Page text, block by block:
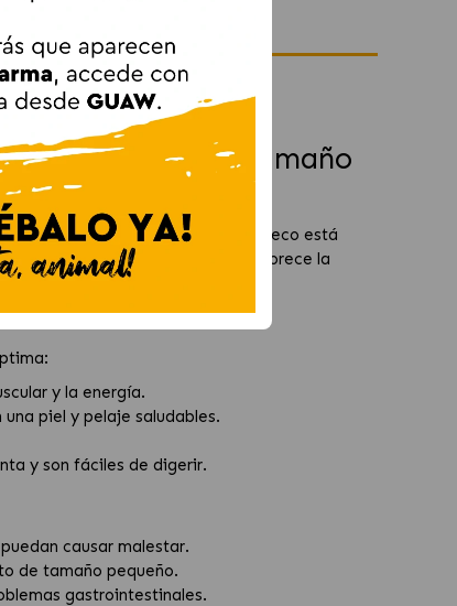
Campero
Adultos de Tamaño
Adult Mini Pollo. Este pienso seco está
proteína de alta calidad que favorece la
y la energía.
piel y pelaje saludables.
y son fáciles de digerir.
causar malestar.
de tamaño pequeño.
gastrointestinales.